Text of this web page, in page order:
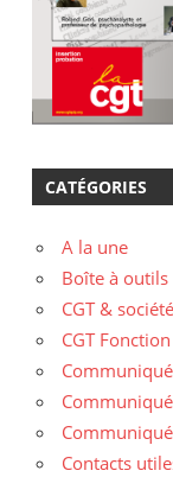
CATÉGORIES
A la une
Boîte à outils
CGT & société
CGT
Contacts